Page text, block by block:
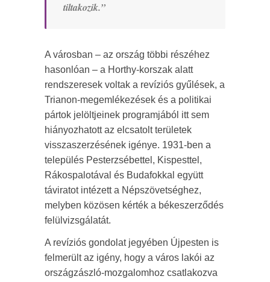
tiltakozik.”
A városban – az ország többi részéhez
hasonlóan – a Horthy-korszak alatt
rendszeresek voltak a revíziós gyűlések, a
Trianon-megemlékezések és a politikai
pártok jelöltjeinek programjából itt sem
hiányozhatott az elcsatolt területek
visszaszerzésének igénye. 1931-ben a
település Pesterzsébettel, Kispesttel,
Rákospalotával és Budafokkal együtt
táviratot intézett a Népszövetséghez,
melyben közösen kérték a békeszerződés
felülvizsgálatát.
A revíziós gondolat jegyében Újpesten is
felmerült az igény, hogy a város lakói az
országzászló-mozgalomhoz csatlakozva